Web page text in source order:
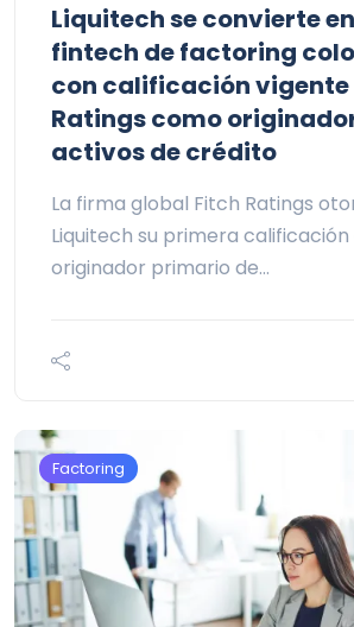
Liquitech se convierte
fintech de factoring
con calificación vigente
Ratings como
activos de crédito
La firma global Fitch Ratings
Liquitech su primera
originador primario de…
Factoring